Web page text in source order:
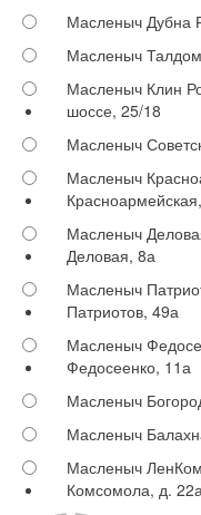
Масленыч Дубна
Масленыч Талдом
Масленыч Клин
шоссе, 25/18
Масленыч
Масленыч
Масленыч
Деловая, 8а
Масленыч
Патриотов, 49а
Масленыч
Федосеенко, 11а
Масленыч
Масленыч
Масленыч ЛенКом
Комсомола, д. 22а